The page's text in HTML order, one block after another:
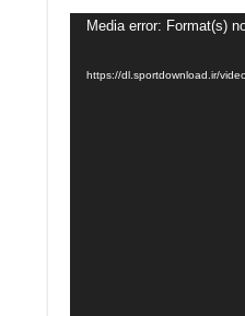
Media error: Format(s)